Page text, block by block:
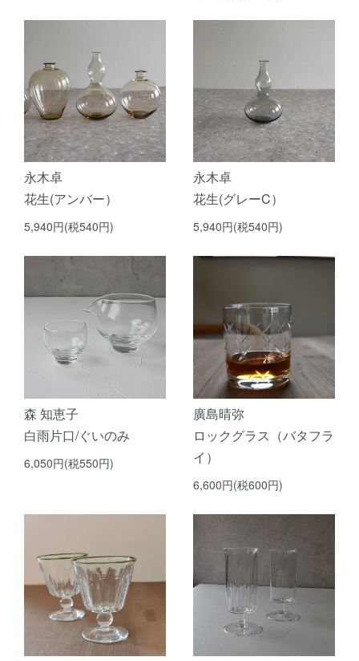
永木卓
花生(アンバー）
5,940円(税540円)
永木卓
花生(グレーC）
5,940円(税540円)
森 知恵子
白雨片口/ぐいのみ
6,050円(税550円)
廣島晴弥
ロックグラス（バタフラ
イ）
6,600円(税600円)